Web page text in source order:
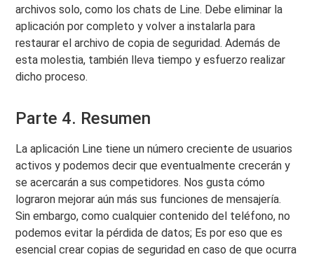
archivos solo, como los chats de Line. Debe eliminar la
aplicación por completo y volver a instalarla para
restaurar el archivo de copia de seguridad. Además de
esta molestia, también lleva tiempo y esfuerzo realizar
dicho proceso.
Parte 4. Resumen
La aplicación Line tiene un número creciente de usuarios
activos y podemos decir que eventualmente crecerán y
se acercarán a sus competidores. Nos gusta cómo
lograron mejorar aún más sus funciones de mensajería.
Sin embargo, como cualquier contenido del teléfono, no
podemos evitar la pérdida de datos; Es por eso que es
esencial crear copias de seguridad en caso de que ocurra